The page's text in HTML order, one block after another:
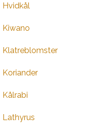
Hvidkål
Kiwano
Klatreblomster
Koriander
Kålrabi
Lathyrus